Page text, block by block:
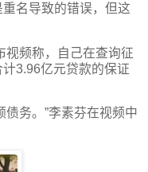
名导致的错误，但这
视频称，自己在查询征
3.96亿元贷款的保证
债务。”李素芬在视频中